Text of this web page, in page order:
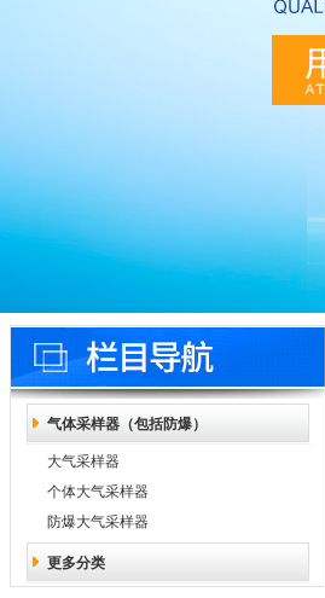
气体采样器（包括防爆）
大气采样器
个体大气采样器
防爆大气采样器
更多分类